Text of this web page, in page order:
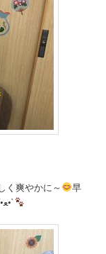
く爽やかに～
早
く秋になってたくさんお散歩行けるといいね´•ﻌ•`